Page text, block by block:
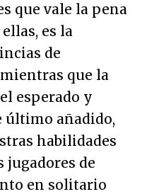
que vale la pena
es la
de
que la
esperado y
último añadido,
habilidades
jugadores de
en solitario